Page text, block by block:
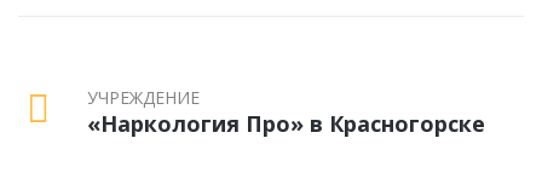
УЧРЕЖДЕНИЕ
«Наркология Про» в Красногорске